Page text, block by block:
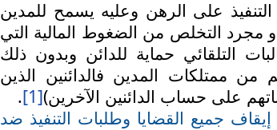
على الرهن وعليه يسمح للمدين
مجرد التخلص من الضغوط المالية التي
التلقائي حماية للدائن وبدون ذلك
من ممتلكات المدين فالدائنين الذين
على حساب الدائنين الآخرين)[1]
.
جميع القضايا وطلبات التنفيذ ضد